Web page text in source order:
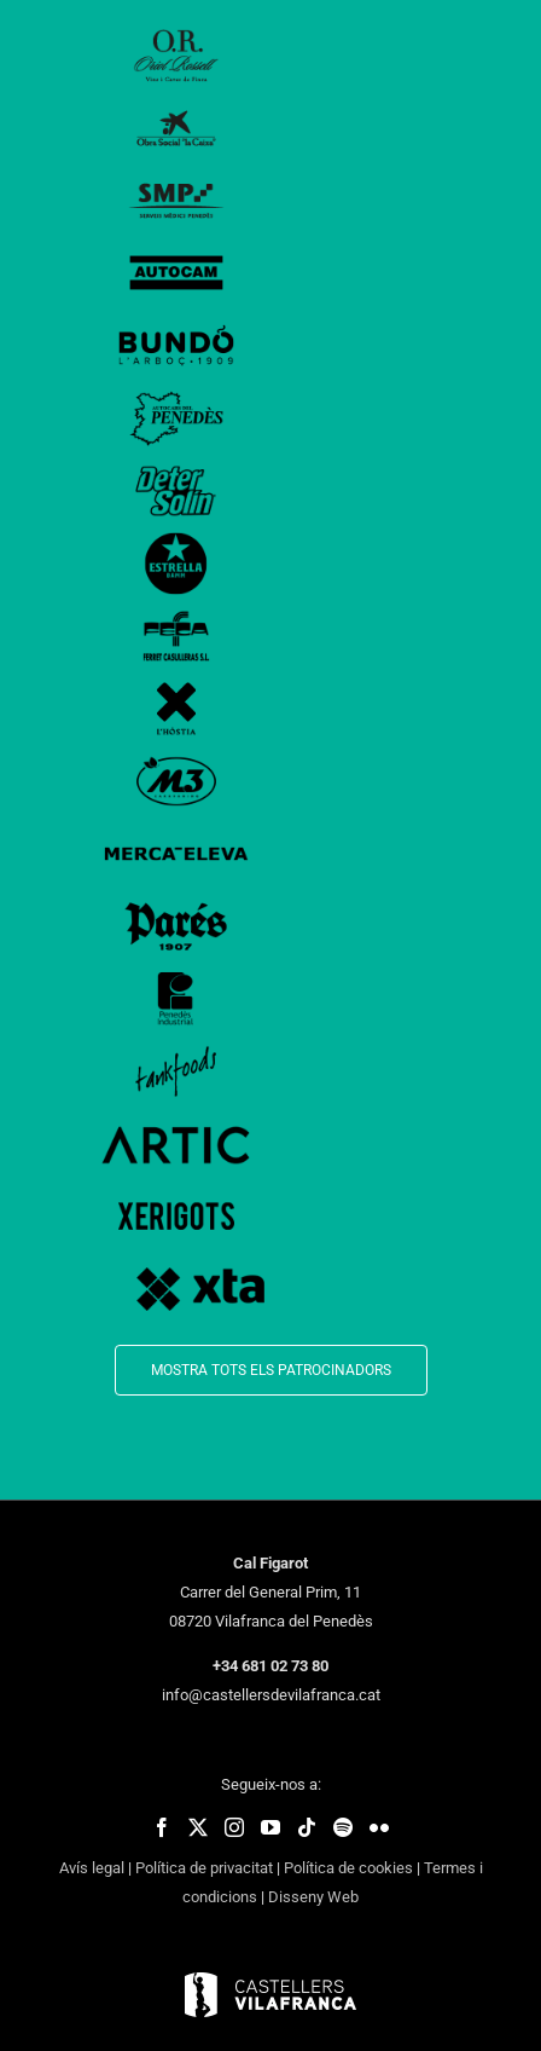
MOSTRA TOTS ELS PATROCINADORS
Cal Figarot
Carrer del General Prim, 11
08720 Vilafranca del Penedès
+34 681 02 73 80
info@castellersdevilafranca.cat
Segueix-nos a:
Avís legal | Política de privacitat| Política de cookies | Termes i
condicions | Disseny Web